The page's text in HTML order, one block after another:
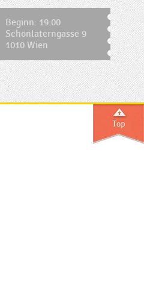
Beginn: 19:00
Schönlaterngasse 9
1010 Wien